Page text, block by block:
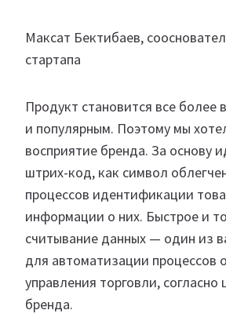
Максат Бектибаев,
стартапа
Продукт становится все более
и популярным. Поэтому мы
восприятие бренда. За основу
штрих-код, как символ
процессов идентификации
информации о них. Быстрое и
считывание данных — один из
для автоматизации процессов
управления торговли, согласно
бренда.